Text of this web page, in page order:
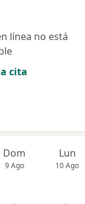
línea no está
cita
Dom
9 Ago
Lun
10 Ago